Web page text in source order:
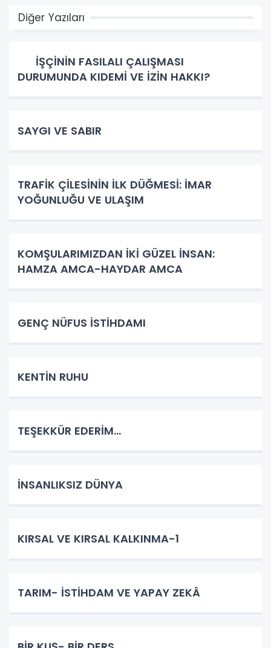
Diğer Yazıları
İŞÇİNİN FASILALI ÇALIŞMASI
DURUMUNDA KIDEMİ VE İZİN HAKKI?
SAYGI VE SABIR
TRAFİK ÇİLESİNİN İLK DÜĞMESİ: İMAR
YOĞUNLUĞU VE ULAŞIM
KOMŞULARIMIZDAN İKİ GÜZEL İNSAN:
HAMZA AMCA-HAYDAR AMCA
GENÇ NÜFUS İSTİHDAMI
KENTİN RUHU
TEŞEKKÜR EDERİM…
İNSANLIKSIZ DÜNYA
KIRSAL VE KIRSAL KALKINMA-1
TARIM- İSTİHDAM VE YAPAY ZEKÂ